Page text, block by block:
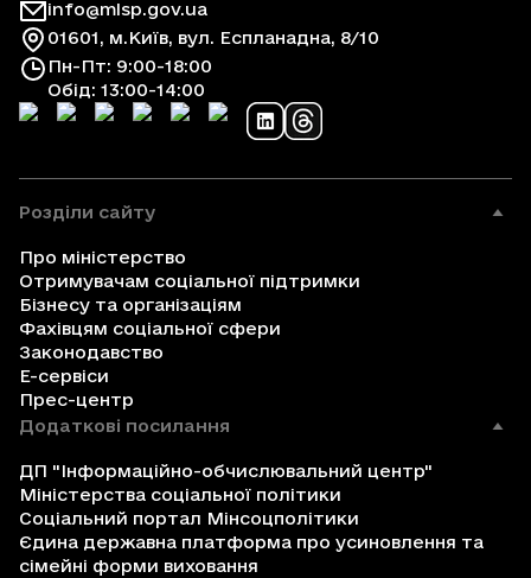
info@mlsp.gov.ua
01601, м.Київ, вул. Еспланадна, 8/10
Пн-Пт: 9:00-18:00
Обід: 13:00-14:00
Розділи сайту
Про міністерство
Отримувачам соціальної підтримки
Бізнесу та організаціям
Фахівцям соціальної сфери
Законодавство
Е-сервіси
Прес-центр
Додаткові посилання
ДП "Інформаційно-обчислювальний центр"
Міністерства соціальної політики
Соціальний портал Мінсоцполітики
Єдина державна платформа про усиновлення та
сімейні форми виховання